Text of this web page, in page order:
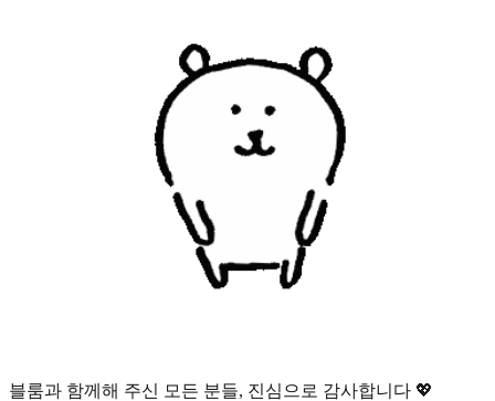
블룸과 함께해 주신 모든 분들, 진심으로 감사합니다 💖